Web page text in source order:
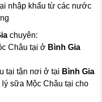
nhập khẩu từ các nước
chuyên:
Châu tại ở Bình Gia
tại tận nơi ở tại Bình Gia
sữa Mộc Châu tại cho